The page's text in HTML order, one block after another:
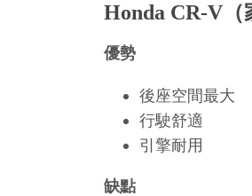
Honda CR-V（
優勢
後座空間最大
行駛舒適
引擎耐用
缺點